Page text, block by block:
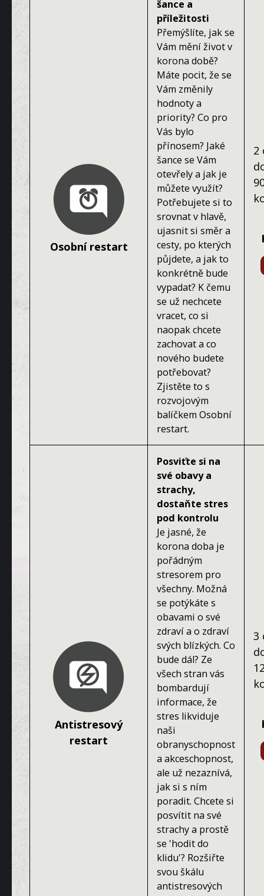
Osobní restart
šance a
příležitosti
Přemýšlíte, jak se
Vám mění život v
korona době?
Máte pocit, že se
Vám změnily
hodnoty a
priority? Co pro
Vás bylo
přínosem? Jaké
šance se Vám
otevřely a jak je
můžete využít?
Potřebujete si to
srovnat v hlavě,
ujasnit si směr a
cesty, po kterých
půjdete, a jak to
konkrétně bude
vypadat? K čemu
se už nechcete
vracet, co si
naopak chcete
zachovat a co
nového budete
potřebovat?
Zjistěte to s
rozvojovým
balíčkem Osobní
restart.
2
Antistresový
restart
Posviťte si na
své obavy a
strachy,
dostaňte stres
pod kontrolu
Je jasné, že
korona doba je
pořádným
stresorem pro
všechny. Možná
se potýkáte s
obavami o své
zdraví a o zdraví
svých blízkých. Co
bude dál? Ze
všech stran vás
bombardují
informace, že
stres likviduje
naši
obranyschopnost
a akceschopnost,
ale už nezaznívá,
jak si s ním
poradit. Chcete si
posvítit na své
strachy a prostě
se 'hodit do
klidu'? Rozšiřte
svou škálu
antistresových
3